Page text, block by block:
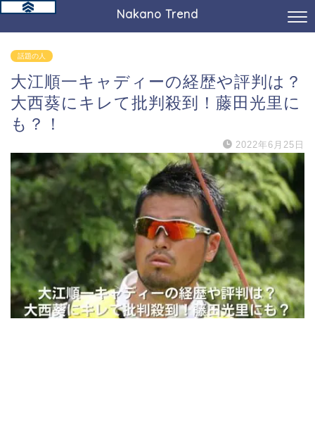
Nakano Trend
話題の人
大江順一キャディーの経歴や評判は？
大西葵にキレて批判殺到！藤田光里に
も？！
2022年6月25日